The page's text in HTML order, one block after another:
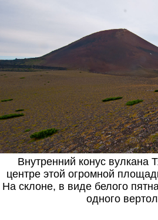
Внутренний конус вулкана
центре этой огромной
На склоне, в виде белого
одного